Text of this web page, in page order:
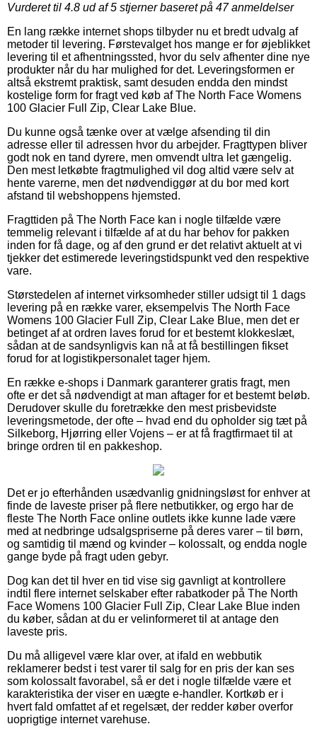
Vurderet til 4.8 ud af 5 stjerner baseret på 47anmeldelser
En lang række internet shops tilbyder nu et bredt udvalg af
metoder til levering. Førstevalget hos mange er for øjeblikket
levering til et afhentningssted, hvor du selv afhenter dine nye
produkter når du har mulighed for det. Leveringsformen er
altså ekstremt praktisk, samt desuden endda den mindst
kostelige form for fragt ved køb af The North Face Womens
100 Glacier Full Zip, Clear Lake Blue.
Du kunne også tænke over at vælge afsending til din
adresse eller til adressen hvor du arbejder. Fragttypen bliver
godt nok en tand dyrere, men omvendt ultra let gængelig.
Den mest letkøbte fragtmulighed vil dog altid være selv at
hente varerne, men det nødvendiggør at du bor med kort
afstand til webshoppens hjemsted.
Fragttiden på The North Face kan i nogle tilfælde være
temmelig relevant i tilfælde af at du har behov for pakken
inden for få dage, og af den grund er det relativt aktuelt at vi
tjekker det estimerede leveringstidspunkt ved den respektive
vare.
Størstedelen af internet virksomheder stiller udsigt til 1 dags
levering på en række varer, eksempelvis The North Face
Womens 100 Glacier Full Zip, Clear Lake Blue, men det er
betinget af at ordren laves forud for et bestemt klokkeslæt,
sådan at de sandsynligvis kan nå at få bestillingen fikset
forud for at logistikpersonalet tager hjem.
En række e-shops i Danmark garanterer gratis fragt, men
ofte er det så nødvendigt at man aftager for et bestemt beløb.
Derudover skulle du foretrække den mest prisbevidste
leveringsmetode, der ofte – hvad end du opholder sig tæt på
Silkeborg, Hjørring eller Vojens – er at få fragtfirmaet til at
bringe ordren til en pakkeshop.
Det er jo efterhånden usædvanlig gnidningsløst for enhver at
finde de laveste priser på flere netbutikker, og ergo har de
fleste The North Face online outlets ikke kunne lade være
med at nedbringe udsalgspriserne på deres varer – til børn,
og samtidig til mænd og kvinder – kolossalt, og endda nogle
gange byde på fragt uden gebyr.
Dog kan det til hver en tid vise sig gavnligt at kontrollere
indtil flere internet selskaber efter rabatkoder på The North
Face Womens 100 Glacier Full Zip, Clear Lake Blue inden
du køber, sådan at du er velinformeret til at antage den
laveste pris.
Du må alligevel være klar over, at ifald en webbutik
reklamerer bedst i test varer til salg for en pris der kan ses
som kolossalt favorabel, så er det i nogle tilfælde være et
karakteristika der viser en uægte e-handler. Kortkøb er i
hvert fald omfattet af et regelsæt, der redder køber overfor
uoprigtige internet varehuse.